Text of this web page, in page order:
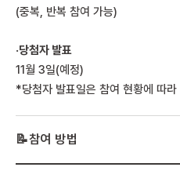
(중복, 반복 참여 가능)
·당첨자 발표
11월 3일(예정)
*당첨자 발표일은 참여 현황에 따
📝참여 방법